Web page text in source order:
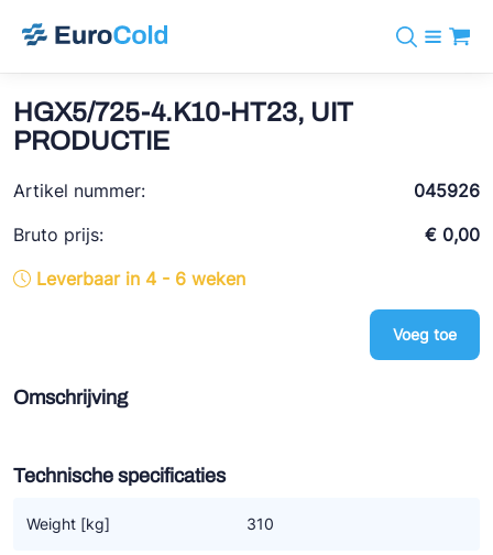
info@eurocold.nl
Merken
BOCK
REFFLEX®
Doucette Industries
Koudemiddelen
Diensten
Nieuws
Over ons
HGX5/725-4.K10-HT23, UIT
PRODUCTIE
Artikel nummer:
045926
Bruto prijs:
€ 0,00
Leverbaar in 4 - 6 weken
Voeg toe
Omschrijving
Technische specificaties
Weight [kg] 310